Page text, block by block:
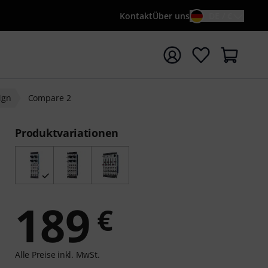
KontaktÜber uns
mit Suchwort {searchTerm} starten
Compare 2
Produktvariationen
189 €
Alle Preise inkl. MwSt.